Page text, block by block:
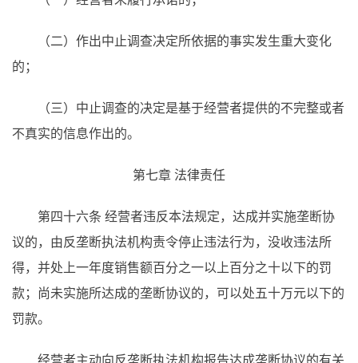
（二）作出中止调查决定所依据的事实发生重大变化
的；
（三）中止调查的决定是基于经营者提供的不完整或者
不真实的信息作出的。
第七章 法律责任
第四十六条 经营者违反本法规定，达成并实施垄断协
议的，由反垄断执法机构责令停止违法行为，没收违法所
得，并处上一年度销售额百分之一以上百分之十以下的罚
款；尚未实施所达成的垄断协议的，可以处五十万元以下的
罚款。
经营者主动向反垄断执法机构报告达成垄断协议的有关